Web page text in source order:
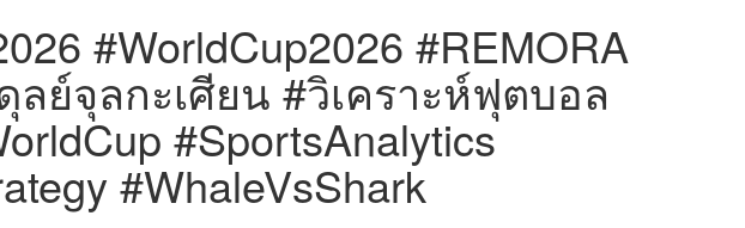
#WorldCup2026 #REMORA
ย์จุลกะเศียน #วิเคราะห์ฟุตบอล
#SportsAnalytics
#WhaleVsShark